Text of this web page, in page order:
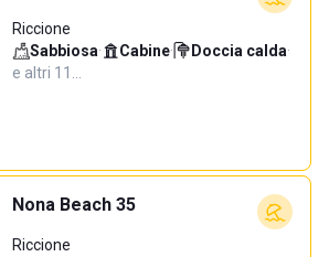
Riccione
Sabbiosa· Cabine· Doccia calda·
e altri 11…
Nona Beach 35
Riccione